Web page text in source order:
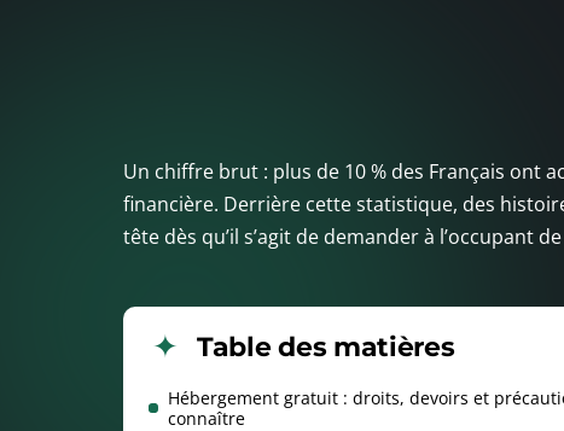
Un chiffre brut : plus de 10 % des Français ont
financière. Derrière cette statistique, des
tête dès qu’il s’agit de demander à l’occupant
Table des matières
Hébergement gratuit : droits, devoirs et
connaître